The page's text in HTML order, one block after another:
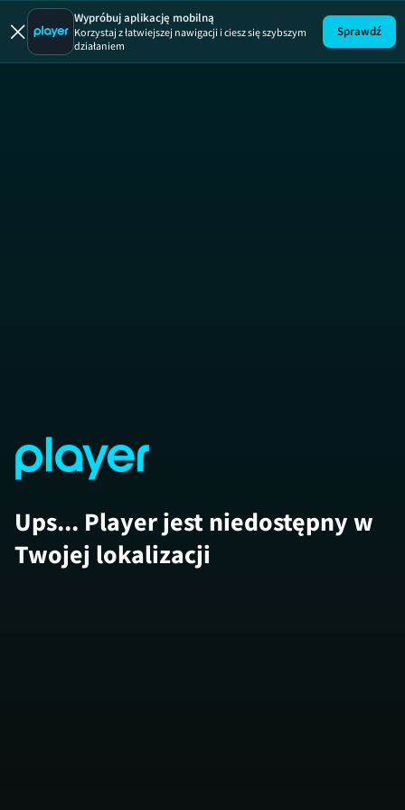
Milionerzy
Wypróbuj aplikację mobilną
Korzystaj z łatwiejszej nawigacji i ciesz się szybszym
działaniem
Sprawdź
Ups... Player jest niedostępny w
Twojej lokalizacji